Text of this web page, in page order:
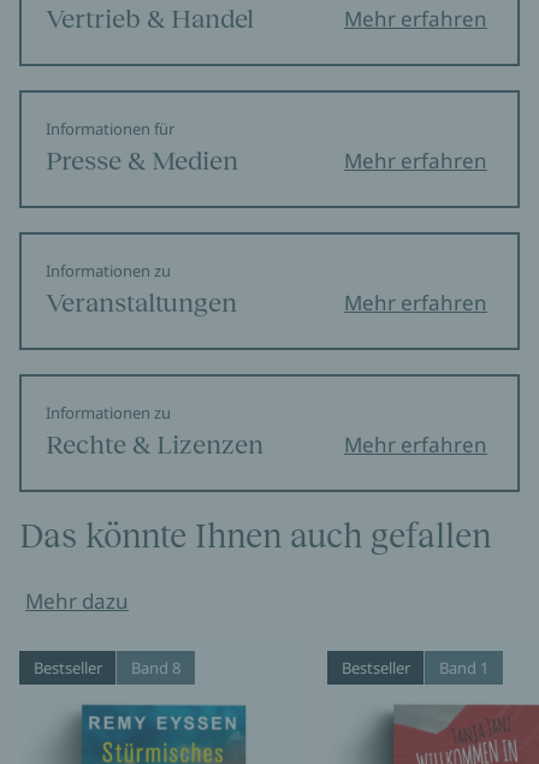
Vertrieb & Handel Mehr erfahren
Informationen für
Presse & Medien Mehr erfahren
Informationen zu
Veranstaltungen Mehr erfahren
Informationen zu
Rechte & Lizenzen Mehr erfahren
Das könnte Ihnen auch gefallen
Mehr dazu
Bestseller Band 8 Bestseller Band 1